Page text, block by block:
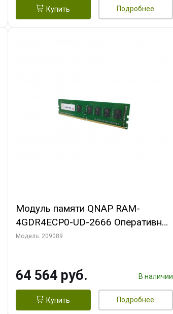
Купить Подробнее
Модуль памяти QNAP RAM-
4GDR4ECP0-UD-2666 Оперативная
память 4 ГБ DDR4, 2666 МГц,
Модель: 209089
64 564 руб. В наличии
Купить Подробнее